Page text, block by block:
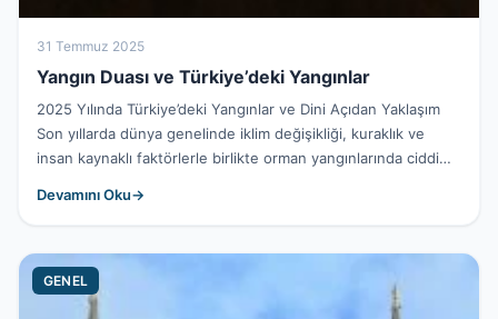
31 Temmuz 2025
Yangın Duası ve Türkiye’deki Yangınlar
2025 Yılında Türkiye’deki Yangınlar ve Dini Açıdan Yaklaşım
Son yıllarda dünya genelinde iklim değişikliği, kuraklık ve
insan kaynaklı faktörlerle birlikte orman yangınlarında ciddi
Devamını Oku
GENEL